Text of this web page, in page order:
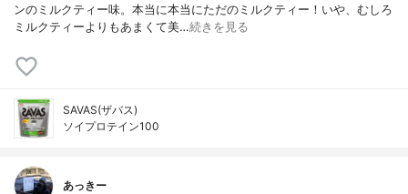
ンのミルクティー味。本当に本当にただのミルクティー！いや、むしろ
ミルクティーよりもあまくて美…続きを見る
SAVAS(ザバス)
ソイプロテイン100
あっきー